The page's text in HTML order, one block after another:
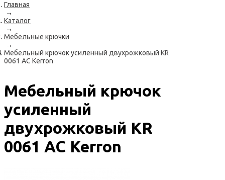
Главная
→
Каталог
→
Мебельные крючки
→
Мебельный крючок усиленный двухрожковый KR
0061 AC Kerron
Мебельный крючок
усиленный
двухрожковый KR
0061 AC Kerron